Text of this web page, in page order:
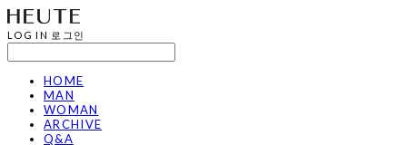
LOG IN 로그인
HOME
MAN
WOMAN
ARCHIVE
Q&A